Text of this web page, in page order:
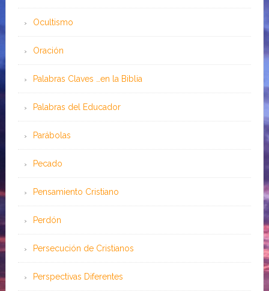
Ocultismo
Oración
Palabras Claves …en la Biblia
Palabras del Educador
Parábolas
Pecado
Pensamiento Cristiano
Perdón
Persecución de Cristianos
Perspectivas Diferentes